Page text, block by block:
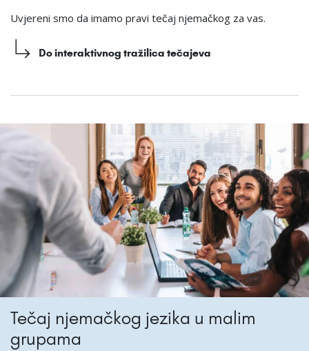
Uvjereni smo da imamo pravi tečaj njemačkog za vas.
Do interaktivnog tražilica tečajeva
Tečaj njemačkog jezika u malim
grupama